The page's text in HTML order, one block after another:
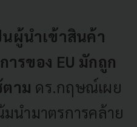
นผู้นำเข้าสินค้า
รของ EU มักถูก
าม ดร.กฤษณ์เผย
นำมาตรการคล้าย